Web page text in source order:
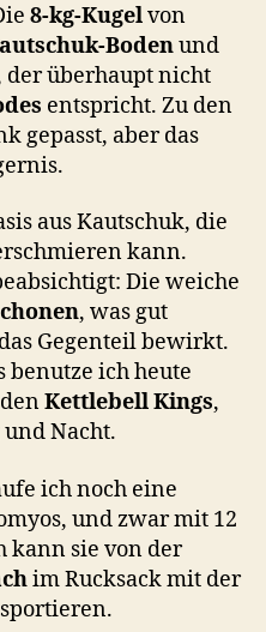
8-kg-Kugelvon
Bodenund
der überhaupt nicht
entspricht. Zu den
gepasst, aber das
aus Kautschuk, die
kann.
Die weiche
, was gut
Gegenteil bewirkt.
benutze ich heute
Kettlebell Kings,
Nacht.
ich noch eine
und zwar mit 12
kann sie von der
im Rucksack mit der